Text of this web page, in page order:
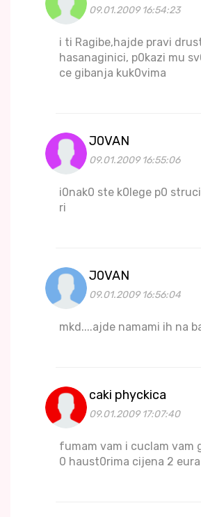
09.01.2009 16:54:23
i ti Ragibe,hajde pravi
hasanaginici, p0kazi mu
ce gibanja kuk0vima
J0VAN
09.01.2009 16:55:06
i0nak0 ste k0lege p0
ri
J0VAN
09.01.2009 16:56:04
mkd....ajde namami ih na
caki phyckica
09.01.2009 17:07:40
fumam vam i cuclam vam
0 haust0rima cijena 2